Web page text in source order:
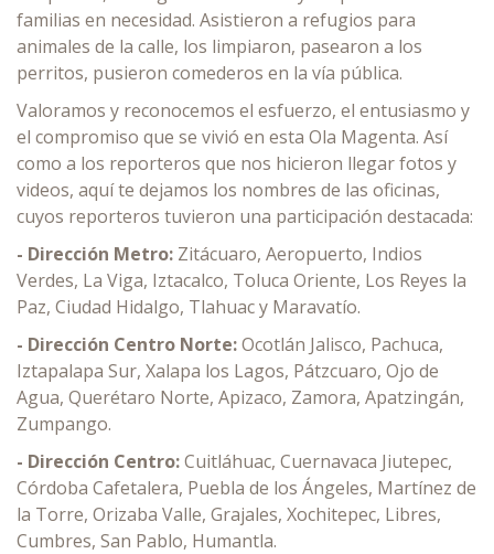
familias en necesidad. Asistieron a refugios para
animales de la calle, los limpiaron, pasearon a los
perritos, pusieron comederos en la vía pública.
Valoramos y reconocemos el esfuerzo, el entusiasmo y
el compromiso que se vivió en esta Ola Magenta. Así
como a los reporteros que nos hicieron llegar fotos y
videos, aquí te dejamos los nombres de las oficinas,
cuyos reporteros tuvieron una participación destacada:
- Dirección Metro: Zitácuaro, Aeropuerto, Indios
Verdes, La Viga, Iztacalco, Toluca Oriente, Los Reyes la
Paz, Ciudad Hidalgo, Tlahuac y Maravatío.
- Dirección Centro Norte:Ocotlán Jalisco, Pachuca,
Iztapalapa Sur, Xalapa los Lagos, Pátzcuaro, Ojo de
Agua, Querétaro Norte, Apizaco, Zamora, Apatzingán,
Zumpango.
- Dirección Centro:Cuitláhuac, Cuernavaca Jiutepec,
Córdoba Cafetalera, Puebla de los Ángeles, Martínez de
la Torre, Orizaba Valle, Grajales, Xochitepec, Libres,
Cumbres, San Pablo, Humantla.